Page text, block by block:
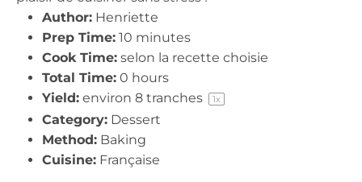
Author: Henriette
Prep Time: 10 minutes
Cook Time: selon la recette choisie
Total Time: 0 hours
Yield: environ 8 tranches 1x
Category: Dessert
Method: Baking
Cuisine: Française